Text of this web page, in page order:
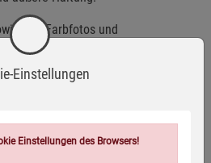
160 Farbfotos und
Einstellungen
Einstellungen des Browsers!